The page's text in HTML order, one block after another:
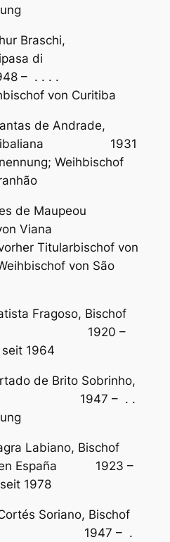
Braschi,
di
– . . . .
von Curitiba
de Andrade,
Cibaliana 1931
Weihbischof
de Maupeou
von Viana
Titularbischof von
von São
Fragoso, Bischof
1920 –
1964
de Brito Sobrinho,
1947 – . .
Labiano, Bischof
en España 1923 –
1978
Soriano, Bischof
1947 – .